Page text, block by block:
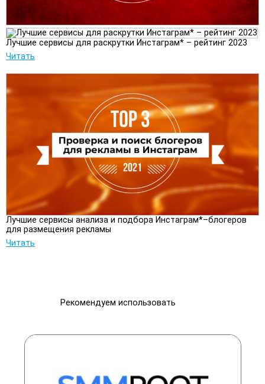
Лучшие сервисы для раскрутки Инстаграм* – рейтинг 2023
Читать
Лучшие сервисы анализа и подбора Инстаграм*–блогеров
для размещения рекламы
Читать
Рекомендуем использовать